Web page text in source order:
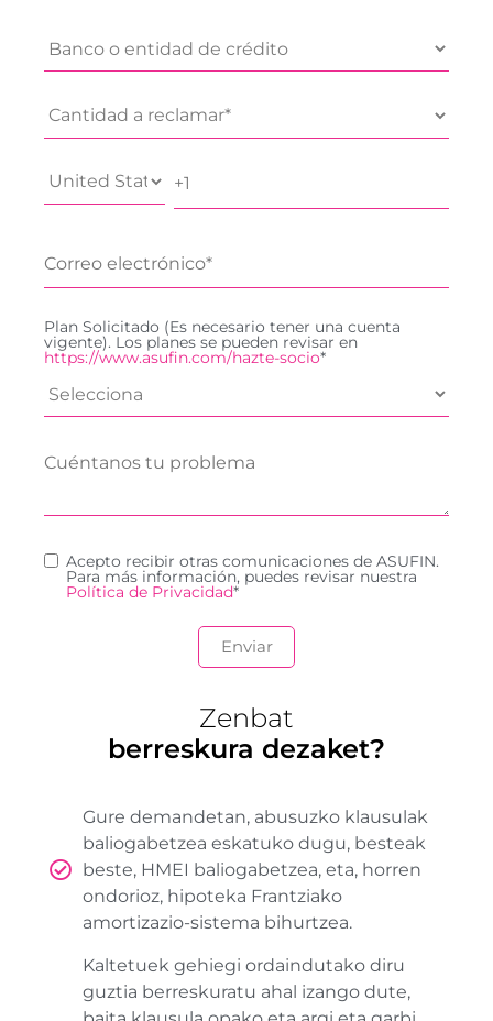
Plan Solicitado (Es necesario tener una cuenta
vigente). Los planes se pueden revisar en
https://www.asufin.com/hazte-socio*
Acepto recibir otras comunicaciones de ASUFIN.
Para más información, puedes revisar nuestra
Política de Privacidad*
Zenbat
berreskura dezaket?
Gure demandetan, abusuzko klausulak
baliogabetzea eskatuko dugu, besteak
beste, HMEI baliogabetzea, eta, horren
ondorioz, hipoteka Frantziako
amortizazio-sistema bihurtzea.
Kaltetuek gehiegi ordaindutako diru
guztia berreskuratu ahal izango dute,